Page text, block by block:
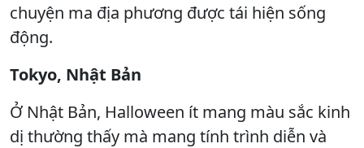
chuyện ma địa phương được tái hiện sống
động.
Tokyo, Nhật Bản
Ở Nhật Bản, Halloween ít mang màu sắc kinh
dị thường thấy mà mang tính trình diễn và